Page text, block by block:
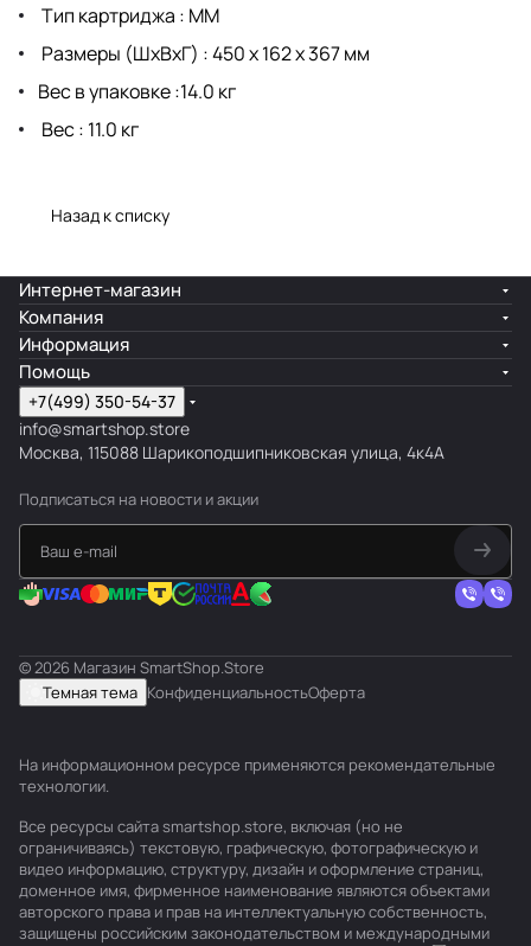
Тип картриджа : ММ
Размеры (ШхВхГ) : 450 х 162 х 367 мм
Вес в упаковке :14.0 кг
Вес : 11.0 кг
Назад к списку
Интернет-магазин
Компания
Информация
Помощь
+7(499) 350-54-37
info@smartshop.store
Москва, 115088 Шарикоподшипниковская улица, 4к4А
Подписаться на новости и акции
© 2026 Магазин SmartShop.Store
Темная тема КонфиденциальностьОферта
На информационном ресурсе применяются рекомендательные
технологии.
Все ресурсы сайта smartshop.store, включая (но не
ограничиваясь) текстовую, графическую, фотографическую и
видео информацию, структуру, дизайн и оформление страниц,
доменное имя, фирменное наименование являются объектами
авторского права и прав на интеллектуальную собственность,
защищены российским законодательством и международными